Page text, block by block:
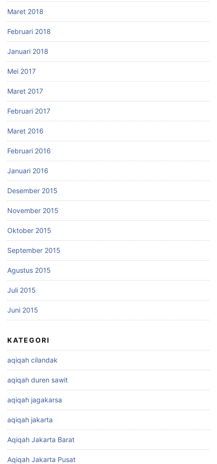
Maret 2018
Februari 2018
Januari 2018
Mei 2017
Maret 2017
Februari 2017
Maret 2016
Februari 2016
Januari 2016
Desember 2015
November 2015
Oktober 2015
September 2015
Agustus 2015
Juli 2015
Juni 2015
KATEGORI
aqiqah cilandak
aqiqah duren sawit
aqiqah jagakarsa
aqiqah jakarta
Aqiqah Jakarta Barat
Aqiqah Jakarta Pusat